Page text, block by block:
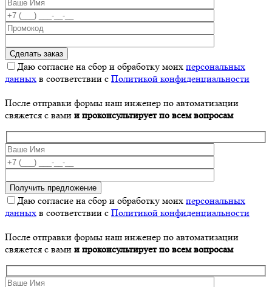
Даю согласие на сбор и обработку моих персональных
данных в соответствии с Политикой конфиденциальности
После отправки формы наш инженер по автоматизации
свяжется с вами и проконсультирует по всем вопросам
Даю согласие на сбор и обработку моих персональных
данных в соответствии с Политикой конфиденциальности
После отправки формы наш инженер по автоматизации
свяжется с вами и проконсультирует по всем вопросам